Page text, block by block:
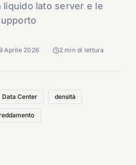
lato server e le
Aprile 2026 2 min di lettura
Data Center densità